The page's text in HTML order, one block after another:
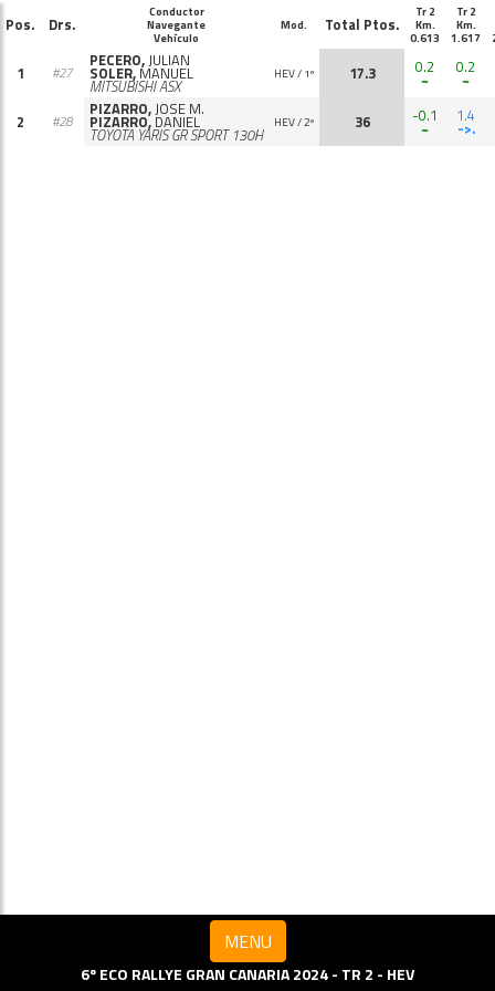
Pos. Drs.
Conductor
Navegante
Vehículo
Mod. Total Ptos.
Tr 2
Km.
0.613
Tr 2
Km.
1.617
1 #27
PECERO,JULIAN
SOLER, MANUEL
MITSUBISHI ASX
HEV / 1º 17.3 0.2
~
0.2
~
2
#28
PIZARRO,JOSE M.
PIZARRO,DANIEL
TOYOTA YARIS GR SPORT 130H
HEV / 2º 36 -0.1
~
1.4
->.
MENU
6º ECO RALLYE GRAN CANARIA 2024 - TR 2 - HEV